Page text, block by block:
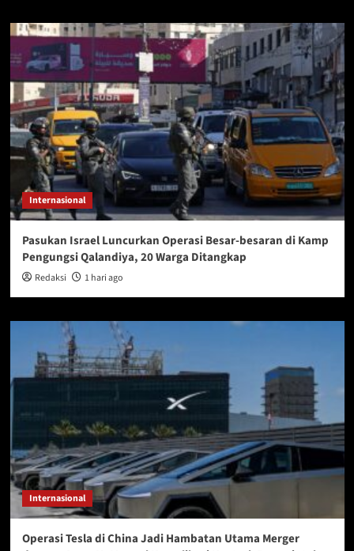
Internasional
Pasukan Israel Luncurkan Operasi Besar-besaran di Kamp
Pengungsi Qalandiya, 20 Warga Ditangkap
Redaksi 1 hari ago
Internasional
Operasi Tesla di China Jadi Hambatan Utama Merger